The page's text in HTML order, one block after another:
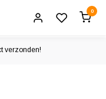
0
verzonden!